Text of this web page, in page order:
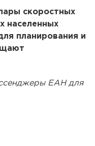
скоростных
населенных
планирования и
ЕАН для